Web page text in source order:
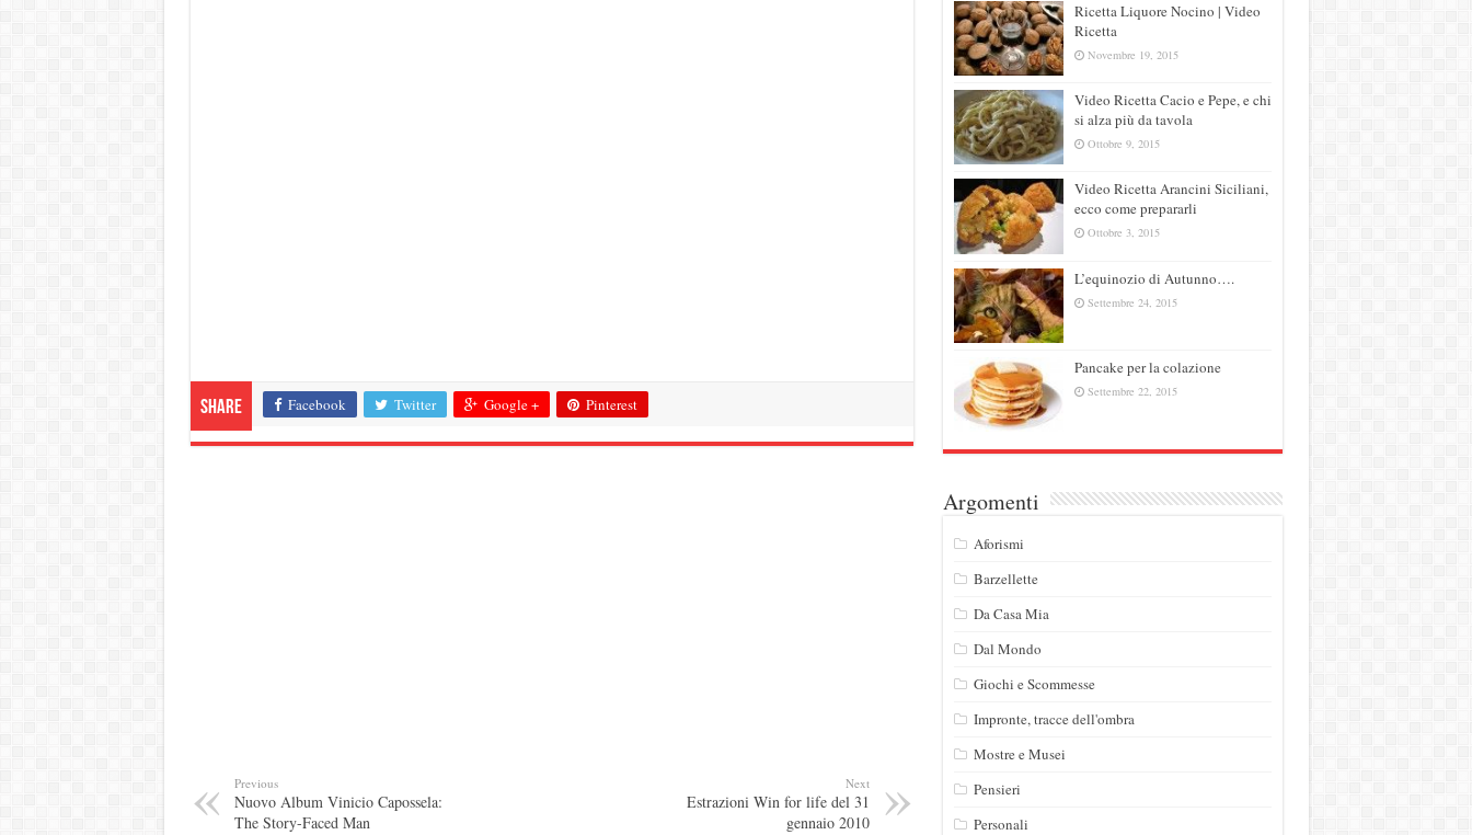
Share Facebook Twitter Google + Pinterest
Previous
Nuovo Album Vinicio Capossela:
The Story-Faced Man
Next
Estrazioni Win for life del 31
gennaio 2010
Ricetta Liquore Nocino | Video
Ricetta
Novembre 19, 2015
Video Ricetta Cacio e Pepe, e chi
si alza più da tavola
Ottobre 9, 2015
Video Ricetta Arancini Siciliani,
ecco come prepararli
Ottobre 3, 2015
L’equinozio di Autunno….
Settembre 24, 2015
Pancake per la colazione
Settembre 22, 2015
Argomenti
Aforismi
Barzellette
Da Casa Mia
Dal Mondo
Giochi e Scommesse
Impronte, tracce dell'ombra
Mostre e Musei
Pensieri
Personali